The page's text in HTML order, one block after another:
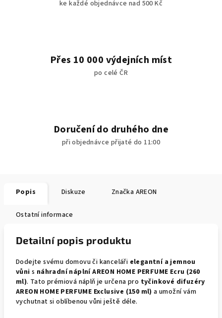
ke každé objednávce nad 500 Kč
Přes 10 000 výdejních míst
po celé ČR
Doručení do druhého dne
při objednávce přijaté do 11:00
Popis Diskuze Značka AREON
Ostatní informace
Detailní popis produktu
Dodejte svému domovu či kanceláři elegantní a jemnou
vůni s náhradní náplní AREON HOME PERFUME Ecru (260
ml). Tato prémiová náplň je určena pro tyčinkové difuzéry
AREON HOME PERFUME Exclusive (150 ml) a umožní vám
vychutnat si oblíbenou vůni ještě déle.